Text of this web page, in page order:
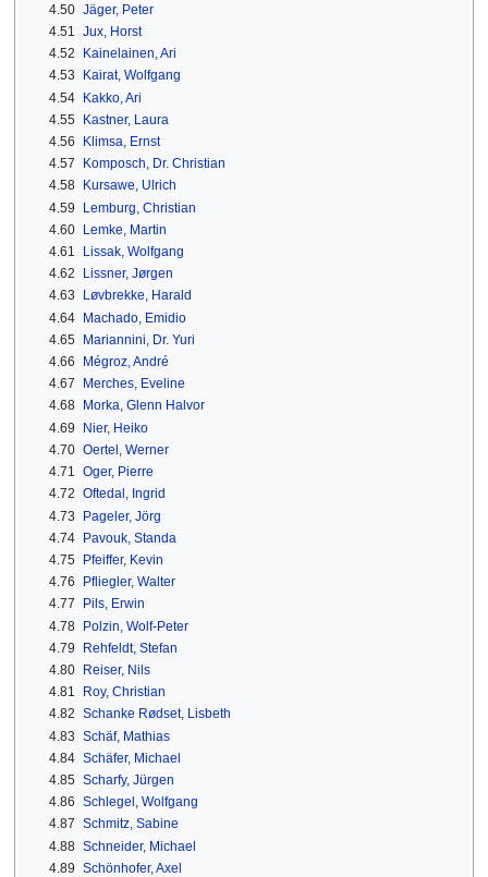
4.50 Jäger, Peter
4.51 Jux, Horst
4.52
Kainelainen, Ari
4.53
Kairat, Wolfgang
4.54 Kakko, Ari
4.55 Kastner, Laura
4.56
Klimsa, Ernst
4.57
Komposch, Dr. Christian
4.58
Kursawe, Ulrich
4.59
Lemburg, Christian
4.60 Lemke, Martin
4.61
Lissak, Wolfgang
4.62
Lissner, Jørgen
4.63
Løvbrekke, Harald
4.64 Machado, Emidio
4.65 Mariannini, Dr. Yuri
4.66
Mégroz, André
4.67
Merches, Eveline
4.68
Morka, Glenn Halvor
4.69
Nier, Heiko
4.70 Oertel, Werner
4.71 Oger, Pierre
4.72 Oftedal, Ingrid
4.73
Pageler, Jörg
4.74 Pavouk, Standa
4.75
Pfeiffer, Kevin
4.76
Pfliegler, Walter
4.77
Pils, Erwin
4.78 Polzin, Wolf-Peter
4.79
Rehfeldt, Stefan
4.80
Reiser, Nils
4.81
Roy, Christian
4.82 Schanke Rødset, Lisbeth
4.83 Schäf, Mathias
4.84 Schäfer, Michael
4.85 Scharfy, Jürgen
4.86 Schlegel, Wolfgang
4.87 Schmitz, Sabine
4.88 Schneider, Michael
4.89 Schönhofer, Axel